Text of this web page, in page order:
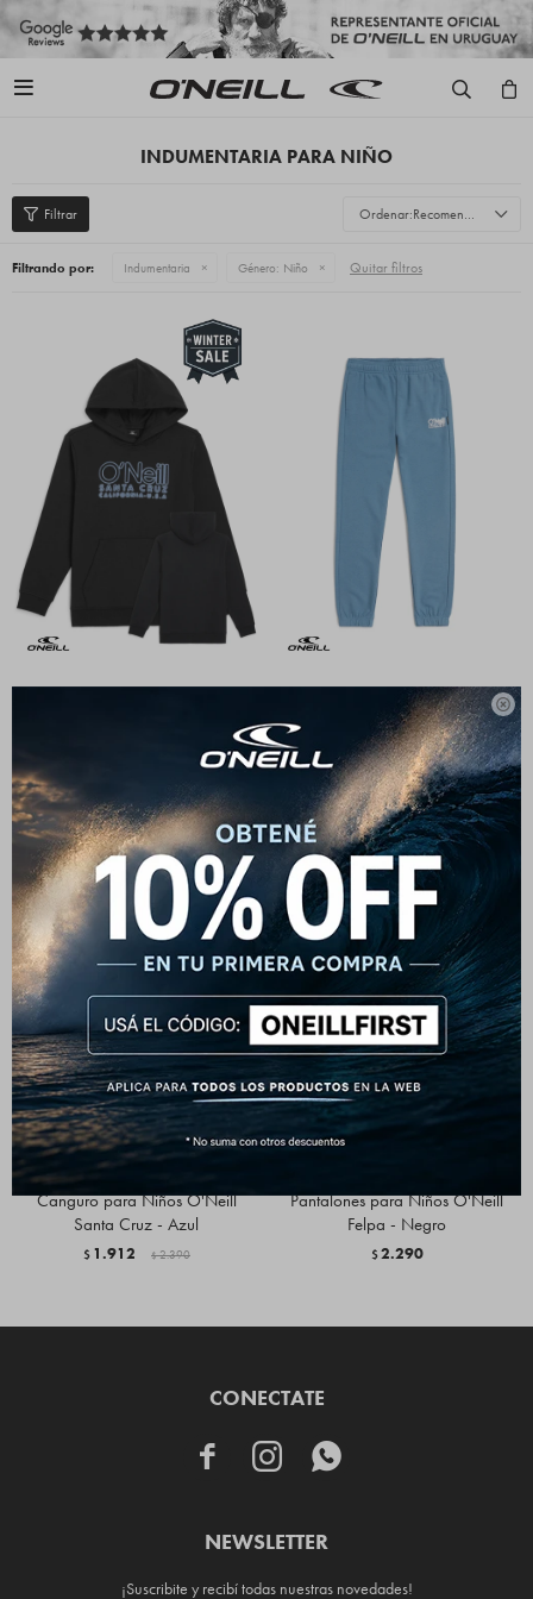


INDUMENTARIA PARA NIÑO
Recomendados
Filtrando por: Indumentaria Género: Niño Quitar filtros
Pantalones para Niños O'Neill
Felpa - Azul
$2.290
Canguro para Niños O'Neill
Santa Cruz - Azul
$ 1.912 $ 2.390
Pantalones para Niños O'Neill
Felpa - Negro
$2.290
CONECTATE
  
NEWSLETTER
¡Suscribite y recibí todas nuestras novedades!